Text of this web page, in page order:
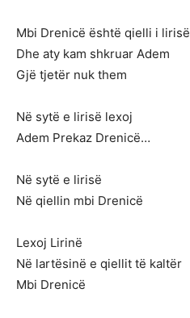
Mbi Drenicë është qielli i lirisë
Dhe aty kam shkruar Adem
Gjë tjetër nuk them
Në sytë e lirisë lexoj
Adem Prekaz Drenicë…
Në sytë e lirisë
Në qiellin mbi Drenicë
Lexoj Lirinë
Në lartësinë e qiellit të kaltër
Mbi Drenicë